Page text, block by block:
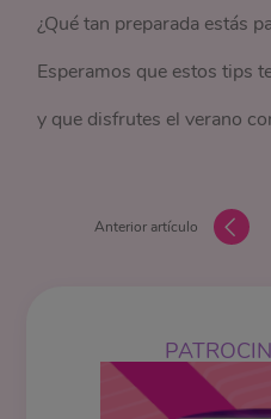
¿Qué tan preparada estás
Esperamos que estos tips
y que disfrutes el verano
Anterior artículo